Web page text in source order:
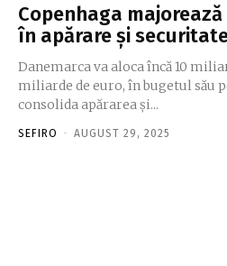
Copenhaga
în apărare și
Danemarca va aloca încă 10
miliarde de euro, în bugetul său
consolida apărarea și...
SEFIRO - AUGUST 29, 2025